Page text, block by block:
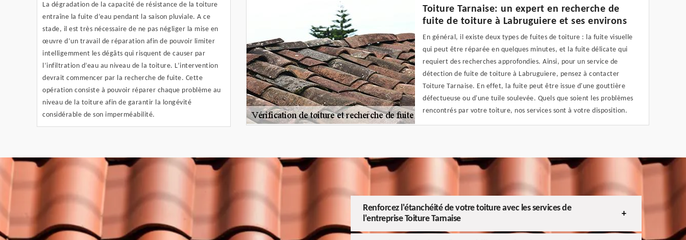
La dégradation de la capacité de résistance de la toiture
entraîne la fuite d’eau pendant la saison pluviale. A ce
stade, il est très nécessaire de ne pas négliger la mise en
œuvre d’un travail de réparation afin de pouvoir limiter
intelligemment les dégâts qui risquent de causer par
l’infiltration d’eau au niveau de la toiture. L’intervention
devrait commencer par la recherche de fuite. Cette
opération consiste à pouvoir réparer chaque problème au
niveau de la toiture afin de garantir la longévité
considérable de son imperméabilité.
Toiture Tarnaise: un expert en recherche de
fuite de toiture à Labruguiere et ses environs
En général, il existe deux types de fuites de toiture : la fuite visuelle
qui peut être réparée en quelques minutes, et la fuite délicate qui
requiert des recherches approfondies. Ainsi, pour un service de
détection de fuite de toiture à Labruguiere, pensez à contacter
Toiture Tarnaise. En effet, la fuite peut être issue d'une gouttière
défectueuse ou d'une tuile soulevée. Quels que soient les problèmes
rencontrés par votre toiture, nos services sont à votre disposition.
Renforcez l'étanchéité de votre toiture avec les services de
l'entreprise Toiture Tarnaise